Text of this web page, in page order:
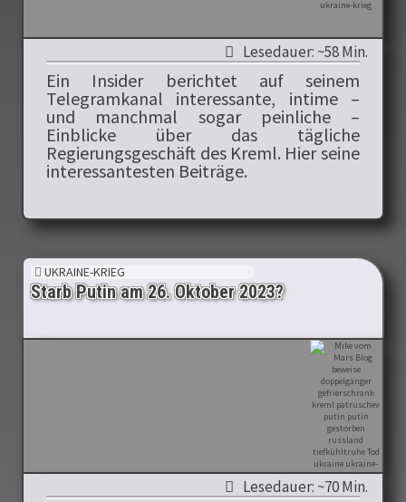
Lesedauer: ~58 Min.
Ein Insider berichtet auf seinem
Telegramkanal interessante, intime –
und manchmal sogar peinliche –
Einblicke über das tägliche
Regierungsgeschäft des Kreml. Hier seine
interessantesten Beiträge.
UKRAINE-KRIEG
Starb Putin am 26. Oktober 2023?
Lesedauer: ~70 Min.